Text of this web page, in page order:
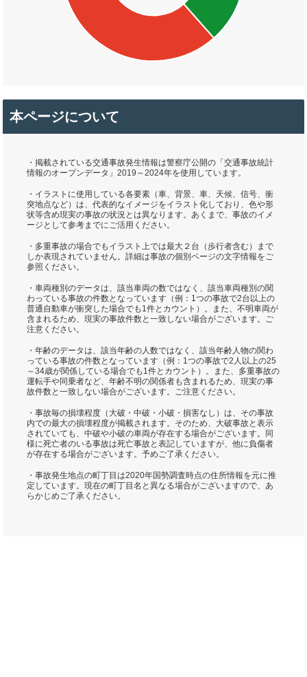
本ページについて
・掲載されている交通事故発生情報は警察庁公開の「交通事故統計
情報のオープンデータ」2019～2024年を使用しています。
・イラストに使用している各要素（車、背景、車、天候、信号、衝
突地点など）は、代表的なイメージをイラスト化しており、色や形
状等含め現実の事故の状況とは異なります。あくまで、事故のイメ
ージとして参考までにご活用ください。
・多重事故の場合でもイラスト上では最大２台（歩行者含む）まで
しか表現されていません。詳細は事故の個別ページの文字情報をご
参照ください。
・車両種別のデータは、該当車両の数ではなく、該当車両種別の関
わっている事故の件数となっています（例：1つの事故で2台以上の
普通自動車が衝突した場合でも1件とカウント）。また、不明車両が
含まれるため、現実の事故件数と一致しない場合がございます。ご
注意ください。
・年齢のデータは、該当年齢の人数ではなく、該当年齢人物の関わ
っている事故の件数となっています（例：1つの事故で2人以上の25
～34歳が関係している場合でも1件とカウント）。また、多重事故の
運転手や同乗者など、年齢不明の関係者も含まれるため、現実の事
故件数と一致しない場合がございます。ご注意ください。
・事故毎の損壊程度（大破・中破・小破・損害なし）は、その事故
内での最大の損壊程度が掲載されます。そのため、大破事故と表示
されていても、中破や小破の車両が存在する場合がございます。同
様に死亡者のいる事故は死亡事故と表記していますが、他に負傷者
が存在する場合がございます。予めご了承ください。
・事故発生地点の町丁目は2020年国勢調査時点の住所情報を元に推
定しています。現在の町丁目名と異なる場合がございますので、あ
らかじめご了承ください。